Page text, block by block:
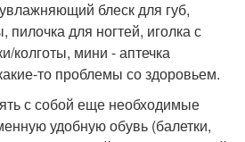
блеск для губ,
для ногтей, иголка с
колготы, мини - аптечка
то проблемы со здоровьем.
с собой еще необходимые
удобную обувь (балетки,